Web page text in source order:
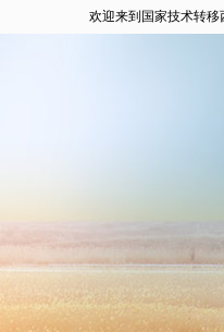
欢迎来到国家技术转